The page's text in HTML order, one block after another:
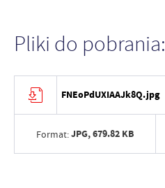
Pliki do pobrania:
FNEoPdUXIAAJk8Q.jpg
Format:JPG,679.82 KB